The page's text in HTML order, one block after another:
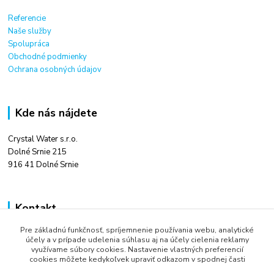
Referencie
Naše služby
Spolupráca
Obchodné podmienky
Ochrana osobných údajov
Kde nás nájdete
Crystal Water s.r.o.
Dolné Srnie 215
916 41 Dolné Srnie
Kontakt
Ing. Tomáš Kováč
+421 948 666 880
9:00 - 16:00
Pre základnú funkčnosť, spríjemnenie používania webu, analytické
účely a v prípade udelenia súhlasu aj na účely cielenia reklamy
využívame súbory cookies. Nastavenie vlastných preferencií
cookies môžete kedykoľvek upraviť odkazom v spodnej časti